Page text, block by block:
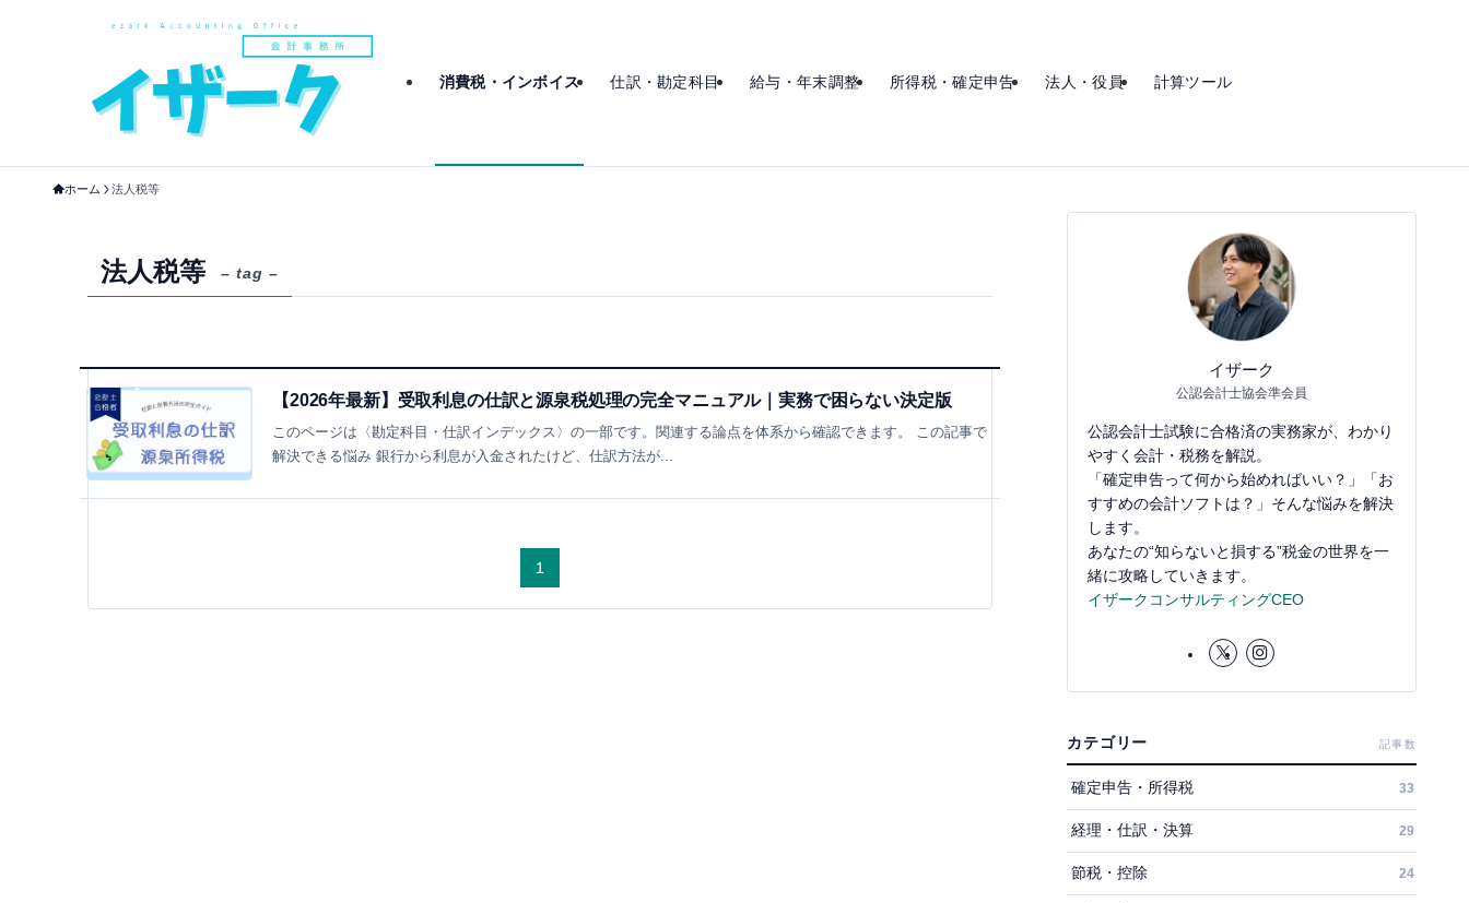
消費税・インボイス 仕訳・勘定科目 給与・年末調整 所得税・確定申告 法人・役員 計算ツール
ホーム 法人税等
法人税等 – tag –
【2026年最新】受取利息の仕訳と源泉税処理の完全マニュアル｜実務で困らない決定版
このページは〈勘定科目・仕訳インデックス〉の一部です。関連する論点を体系から確認できます。 この記事で
解決できる悩み 銀行から利息が入金されたけど、仕訳方法が...
1
イザーク
公認会計士協会準会員
公認会計士試験に合格済の実務家が、わかり
やすく会計・税務を解説。
「確定申告って何から始めればいい？」「お
すすめの会計ソフトは？」そんな悩みを解決
します。
あなたの“知らないと損する”税金の世界を一
緒に攻略していきます。
イザークコンサルティングCEO
カテゴリー 記事数
確定申告・所得税 33
経理・仕訳・決算 29
節税・控除 24